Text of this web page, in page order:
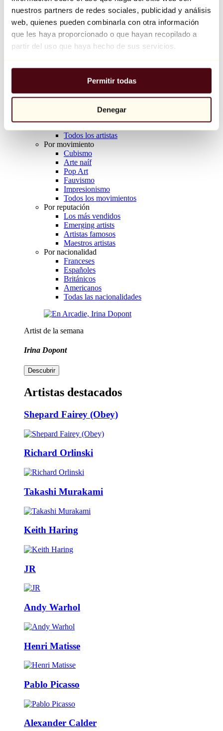
nuestros partners de redes sociales, publicidad y análisis
web, quienes pueden combinarla con otra información
que les haya proporcionado o que hayan recopilado a
partir del uso que haya hecho de sus servicios.
Permitir todas
Denegar
Balloon Dog (Orange)
Jeff Koons
10.000 €
Explorar
Todos los escultores
Todos los fotógrafos
Todos los artistas
Por movimiento
Cubismo
Arte naíf
Pop Art
Fauvismo
Impresionismo
Todos los movimientos
Por reputación
Los más vendidos
Emerging artists
Artistas famosos
Maestros artistas
Por nacionalidad
Franceses
Españoles
Británicos
Americanos
Todas las nacionalidades
Artist de la semana
Irina Dopont
Descubrir
Artistas destacados
Shepard Fairey (Obey)
Richard Orlinski
Takashi Murakami
Keith Haring
JR
Andy Warhol
Henri Matisse
Pablo Picasso
Alexander Calder